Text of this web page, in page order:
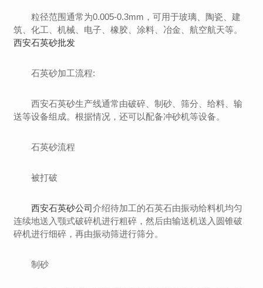
粒径范围通常为0.005-0.3mm，可用于玻璃、陶瓷、建
筑、化工、机械、电子、橡胶、涂料、冶金、航空航天等。
西安石英砂批发
石英砂加工流程:
西安石英砂生产线通常由破碎、制砂、筛分、给料、输
送等设备组成。根据情况，还可以配备冲砂机等设备。
石英砂流程
被打破
西安石英砂公司介绍待加工的石英石由振动给料机均匀
连续地送入颚式破碎机进行粗碎，然后由输送机送入圆锥破
碎机进行细碎，再由振动筛进行筛分。
制砂